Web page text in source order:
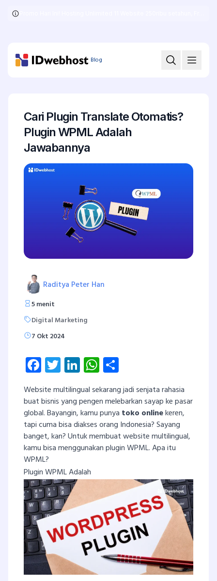
Blog
Cari Plugin Translate Otomatis?
Plugin WPML Adalah
Jawabannya
Raditya Peter Han
5 menit
Digital Marketing
7 Okt 2024
Facebook
Twitter
LinkedInWhatsApp
Website multilingual sekarang jadi senjata rahasia
buat bisnis yang pengen melebarkan sayap ke pasar
global. Bayangin, kamu punya toko onlinekeren,
tapi cuma bisa diakses orang Indonesia? Sayang
banget, kan? Untuk membuat website multilingual,
kamu bisa menggunakan plugin WPML. Apa itu
WPML?
Plugin WPML Adalah